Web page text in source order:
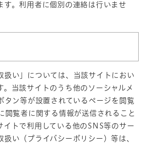
す。利用者に個別の連絡は行いませ
扱い」については、当該サイトにおい
。当該サイトのうち他のソーシャルメ
タン等が設置されているページを閲覧
閲覧者に関する情報が送信されること
イトで利用している他のSNS等のサー
扱い（プライバシーポリシー）等は、